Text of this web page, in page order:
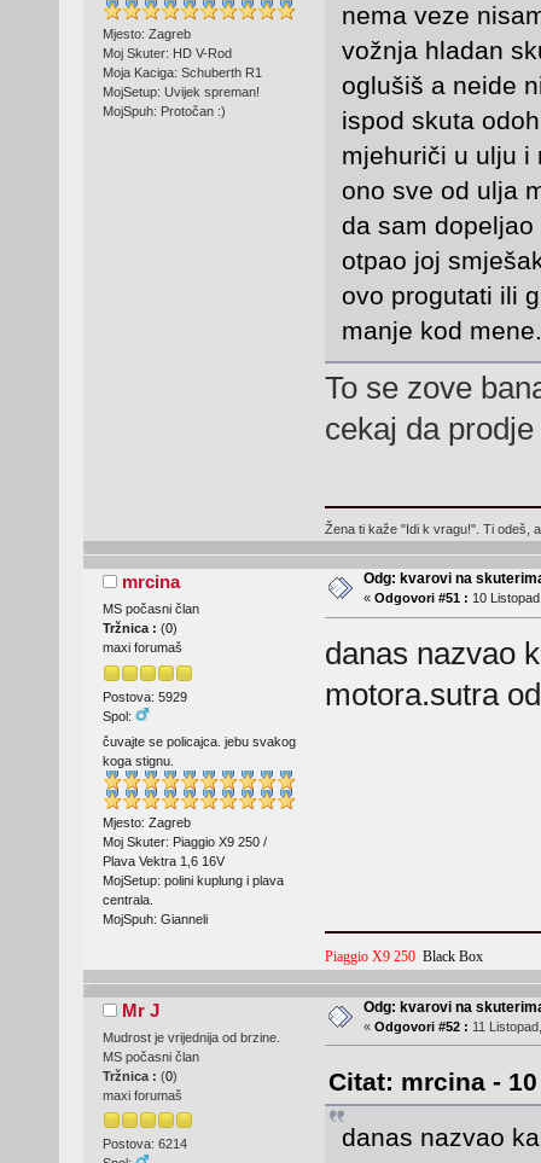
Mjesto: Zagreb
Moj Skuter: HD V-Rod
Moja Kaciga: Schuberth R1
MojSetup: Uvijek spreman!
MojSpuh: Protočan :)
nema veze
vožnja hladan
oglušiš a neide
ispod skuta
mjehuriči u ulju i
ono sve od ulja
da sam
otpao joj
ovo progutati ili
manje kod
To se zove
cekaj da
Žena ti kaže "Idi k vragu!". Ti odeš,
mrcina
MS počasni član
Tržnica : (0)
maxi forumaš
Postova: 5929
Spol:
čuvajte se policajca. jebu svakog
koga stignu.
Mjesto: Zagreb
Moj Skuter: Piaggio X9 250 /
Plava Vektra 1,6 16V
MojSetup: polini kuplung i plava
centrala.
MojSpuh: Gianneli
Odg: kvarovi na
« Odgovori #51 : 10
danas nazvao
motora.sutra
Piaggio X9 250 Black Box
Mr J
Mudrost je vrijednija od brzine.
MS počasni član
Tržnica : (0)
maxi forumaš
Postova: 6214
Odg: kvarovi na
« Odgovori #52 : 11
Citat: mrcina -
danas nazvao